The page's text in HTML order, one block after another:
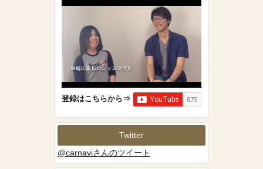
登録はこちらから⇒
Twitter
@carnaviさんのツイート